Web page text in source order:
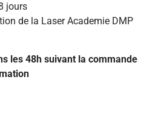
jours
de la Laser Academie DMP
les 48h suivant la commande